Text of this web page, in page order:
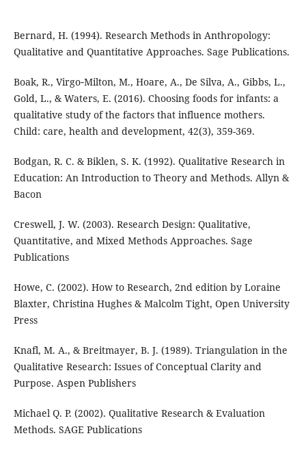
Bernard, H. (1994). Research Methods in Anthropology:
Qualitative and Quantitative Approaches. Sage Publications.
Boak, R., Virgo‐Milton, M., Hoare, A., De Silva, A., Gibbs, L.,
Gold, L., & Waters, E. (2016). Choosing foods for infants: a
qualitative study of the factors that influence mothers.
Child: care, health and development, 42(3), 359-369.
Bodgan, R. C. & Biklen, S. K. (1992). Qualitative Research in
Education: An Introduction to Theory and Methods. Allyn &
Bacon
Creswell, J. W. (2003). Research Design: Qualitative,
Quantitative, and Mixed Methods Approaches. Sage
Publications
Howe, C. (2002). How to Research, 2nd edition by Loraine
Blaxter, Christina Hughes & Malcolm Tight, Open University
Press
Knafl, M. A., & Breitmayer, B. J. (1989). Triangulation in the
Qualitative Research: Issues of Conceptual Clarity and
Purpose. Aspen Publishers
Michael Q. P. (2002). Qualitative Research & Evaluation
Methods. SAGE Publications